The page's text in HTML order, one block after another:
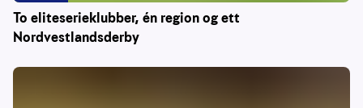
To eliteserieklubber, én region og ett
Nordvestlandsderby